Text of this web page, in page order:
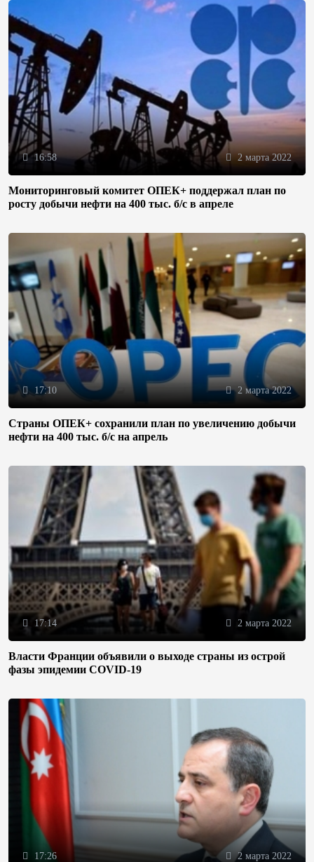
16:58 2 марта 2022
Мониторинговый комитет ОПЕК+ поддержал план по
росту добычи нефти на 400 тыс. б/с в апреле
17:10 2 марта 2022
Страны ОПЕК+ сохранили план по увеличению добычи
нефти на 400 тыс. б/с на апрель
17:14 2 марта 2022
Власти Франции объявили о выходе страны из острой
фазы эпидемии COVID-19
17:26 2 марта 2022